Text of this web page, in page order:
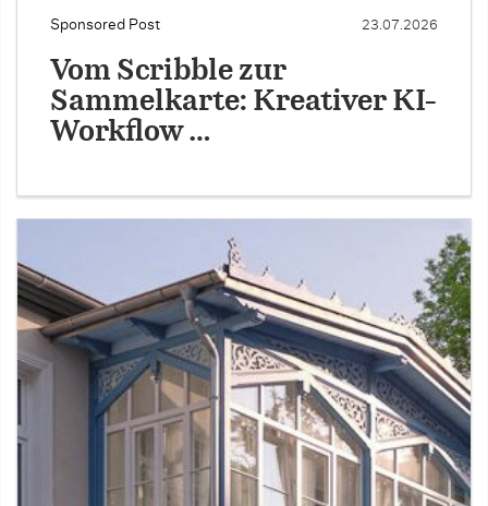
Sponsored Post 23.07.2026
Vom Scribble zur
Sammelkarte: Kreativer KI-
Workflow …